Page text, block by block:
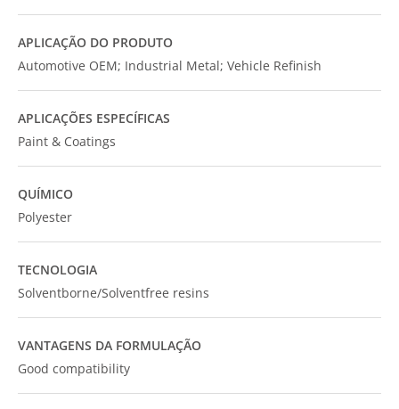
APLICAÇÃO DO PRODUTO
Automotive OEM; Industrial Metal; Vehicle Refinish
APLICAÇÕES ESPECÍFICAS
Paint & Coatings
QUÍMICO
Polyester
TECNOLOGIA
Solventborne/Solventfree resins
VANTAGENS DA FORMULAÇÃO
Good compatibility